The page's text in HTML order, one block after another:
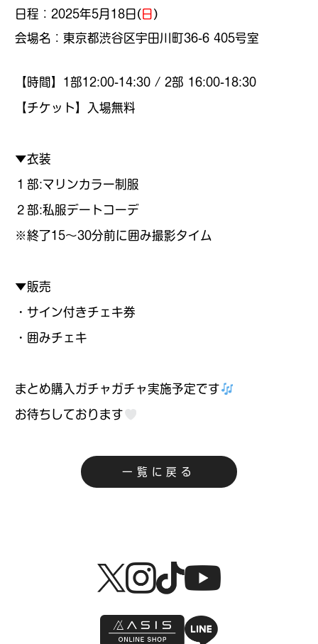
日程：2025年5月18日( 日 )
会場名：東京都渋谷区宇田川町36-6 405号室
【時間】1部12:00-14:30 / 2部 16:00-18:30
【チケット】入場無料
▼衣装
１部:マリンカラー制服
２部:私服デートコーデ
※終了15〜30分前に囲み撮影タイム
▼販売
・サイン付きチェキ券
・囲みチェキ
まとめ購入ガチャガチャ実施予定です
お待ちしております
一覧に戻る